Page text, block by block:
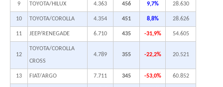
9 TOYOTA/HILUX 4.363 456 9,7% 28.630
10 TOYOTA/COROLLA 4.354 451 8,8% 28.626
11 JEEP/RENEGADE 6.710 435 -31,9% 54.605
12
TOYOTA/COROLLA
CROSS
4.789 355 -22,2% 20.521
13 FIAT/ARGO 7.711 345 -53,0% 60.852